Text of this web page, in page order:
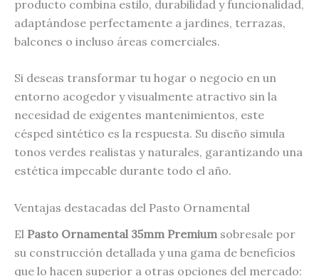
producto combina estilo, durabilidad y funcionalidad,
adaptándose perfectamente a jardines, terrazas,
balcones o incluso áreas comerciales.
Si deseas transformar tu hogar o negocio en un
entorno acogedor y visualmente atractivo sin la
necesidad de exigentes mantenimientos, este
césped sintético es la respuesta. Su diseño simula
tonos verdes realistas y naturales, garantizando una
estética impecable durante todo el año.
Ventajas destacadas del Pasto Ornamental
El Pasto Ornamental 35mm Premiumsobresale por
su construcción detallada y una gama de beneficios
que lo hacen superior a otras opciones del mercado: